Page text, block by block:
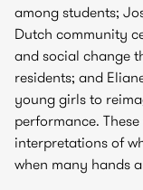
among students;
Dutch community
and social change
residents; and
young girls to
performance.
interpretations of
when many hands